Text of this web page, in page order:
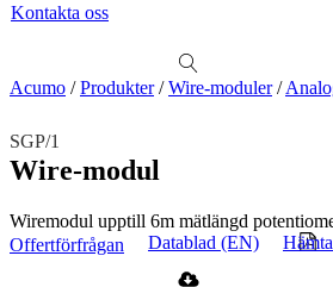
Kontakta oss
Se alla kategorier Se alla produkter Se alla
Teknisk support
Offertförfrågan
Mekanik
LinjärenheterAxelkopplingarKulskruvar
Acumo /Produkter/Wire-moduler/
SGP/1
Wire-modul
Wiremodul upptill 6m mätlängd
Offertförfrågan
Datablad (EN)